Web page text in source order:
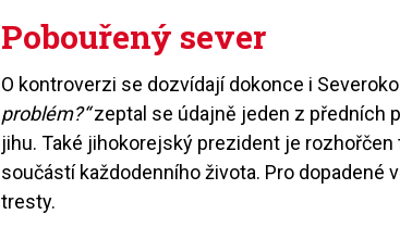
Pobouřený sever
O kontroverzi se dozvídají dokonce i
problém?“zeptal se údajně jeden z předních
jihu. Také jihokorejský prezident je
součástí každodenního života. Pro dopadené
tresty.